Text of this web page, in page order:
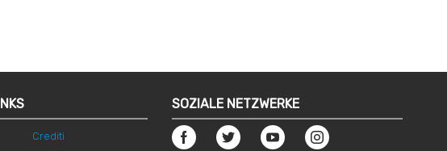
Crediti
SOZIALE NETZWERKE